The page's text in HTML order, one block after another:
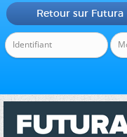
Retour sur Futura